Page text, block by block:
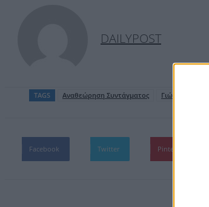
DAILYPOST
TAGS Αναθεώρηση Συντάγματος Γιώργος Βλάχος
Facebook Twitter Pinterest